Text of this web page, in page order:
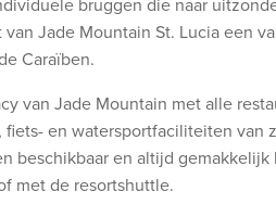
Jade Mountain St. Lucia een
Caraïben.
van Jade Mountain met alle
fiets- en watersportfaciliteiten van
beschikbaar en altijd gemakkelijk
met de resortshuttle.